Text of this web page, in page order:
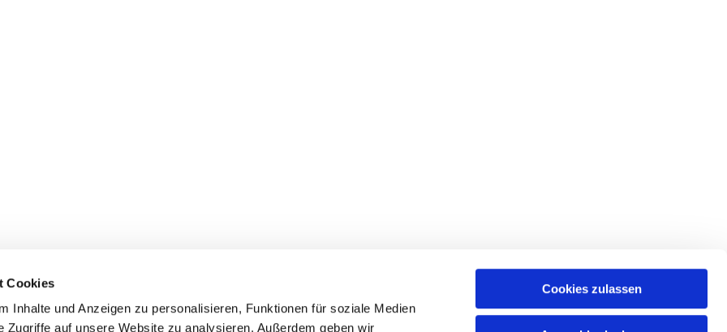
Cookies
Inhalte und Anzeigen zu personalisieren, Funktionen für soziale Medien
Zugriffe auf unsere Website zu analysieren. Außerdem geben wir
Cookies zulassen